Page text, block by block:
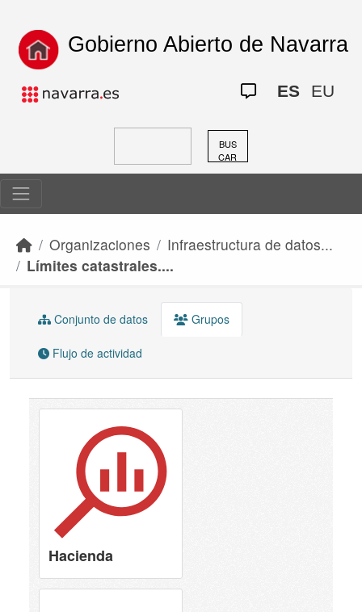
Gobierno Abierto de Navarra
ES EU
BUS
CAR
Organizaciones
Infraestructura de datos...
Límites catastrales....
Conjunto de datos Grupos
Flujo de actividad
Hacienda